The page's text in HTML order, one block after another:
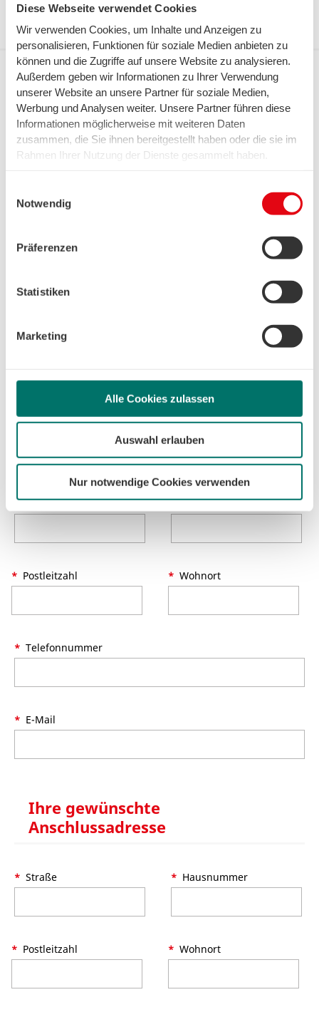
Diese Webseite verwendet Cookies
Wir verwenden Cookies, um Inhalte und Anzeigen zu
personalisieren, Funktionen für soziale Medien anbieten zu
können und die Zugriffe auf unsere Website zu analysieren.
Außerdem geben wir Informationen zu Ihrer Verwendung
unserer Website an unsere Partner für soziale Medien,
Werbung und Analysen weiter. Unsere Partner führen diese
Informationen möglicherweise mit weiteren Daten
zusammen, die Sie ihnen bereitgestellt haben oder die sie im
Rahmen Ihrer Nutzung der Dienste gesammelt haben.
existiert. Das birgt das Risiko des unbemerkten Zugriffs
durch Behörden, das Fehlen von Betroffenenrechten,
fehlende Rechtsmittel und den Kontrollverlust über Ihre
Daten.
unserer Datenschutzerklärung. Ihre Einwilligung ist freiwillig
und Sie können sie jederzeit für die Zukunft widerrufen oder
beschränken wir den Einsatz der Cookies auf das notwendige
Minimum, um die Seite betreiben zu können.
Notwendig
Präferenzen
Statistiken
Marketing
Alle Cookies zulassen
Auswahl erlauben
Nur notwendige Cookies verwenden
Unverbindlich beraten lassen
Gewünschtes Internetprodukt
Vorname
Ihre Adressdaten
Straße Hausnummer
Postleitzahl Wohnort
Telefonnummer
E-Mail
Ihre gewünschte
Anschlussadresse
Straße Hausnummer
Postleitzahl Wohnort